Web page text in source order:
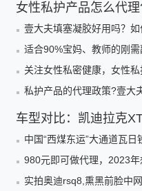
女性私护产品怎么代
壹大夫填塞凝胶好用吗？
适合90%宝妈、教师的刚
关注女性私密健康，女性
私护产品的代理政策?壹大
车型对比：凯迪拉克
中国“西煤东运”大通道瓦
980元即可做代理，2023
实拍奥迪rsq8,熏黑前脸中